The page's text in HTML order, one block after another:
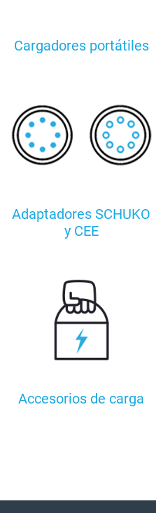
Cargadores portátiles
Adaptadores SCHUKO
y CEE
Accesorios de carga